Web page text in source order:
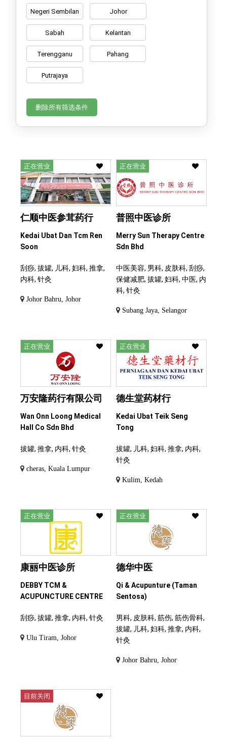
Negeri Sembilan Johor
Sabah Kelantan
Terengganu Pahang
Putrajaya
删除所有筛选条件
正在营业
仁顺中医参茸药行
Kedai Ubat Dan Tcm Ren
Soon
刮痧, 拔罐, 儿科, 妇科, 推拿,
内科, 针灸
Johor Bahru, Johor
正在营业
普照中医诊所
Merry Sun Therapy Centre
Sdn Bhd
中医美容, 男科, 皮肤科, 刮痧,
保健减肥, 拔罐, 妇科, 中医, 内
科, 针灸
Subang Jaya, Selangor
正在营业
万安隆药行有限公司
Wan Onn Loong Medical
Hall Co Sdn Bhd
拔罐, 推拿, 内科, 针灸
cheras, Kuala Lumpur
正在营业
德生堂药材行
Kedai Ubat Teik Seng
Tong
拔罐, 儿科, 妇科, 推拿, 内科,
针灸
Kulim, Kedah
正在营业
康丽中医诊所
DEBBY TCM &
ACUPUNCTURE CENTRE
刮痧, 拔罐, 推拿, 内科, 针灸
Ulu Tiram, Johor
正在营业
德华中医
Qi & Acupunture (Taman
Sentosa)
男科, 皮肤科, 筋伤, 筋伤骨科,
拔罐, 儿科, 妇科, 推拿, 内科,
针灸
Johor Bahru, Johor
目前关闭